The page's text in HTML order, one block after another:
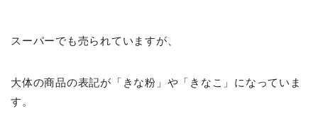
スーパーでも売られていますが、
大体の商品の表記が「きな粉」や「きなこ」になっていま
す。